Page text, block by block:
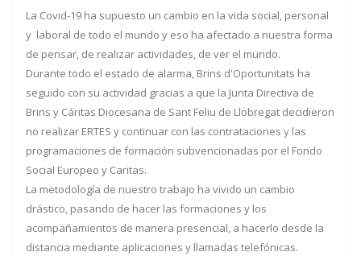
La Covid-19 ha supuesto un cambio en la vida social, personal
y laboral de todo el mundo y eso ha afectado a nuestra forma
de pensar, de realizar actividades, de ver el mundo.
Durante todo el estado de alarma, Brins d'Oportunitats ha
seguido con su actividad gracias a que la Junta Directiva de
Brins y Cáritas Diocesana de Sant Feliu de Llobregat decidieron
no realizar ERTES y continuar con las contrataciones y las
programaciones de formación subvencionadas por el Fondo
Social Europeo y Caritas.
La metodología de nuestro trabajo ha vivido un cambio
drástico, pasando de hacer las formaciones y los
acompañamientos de manera presencial, a hacerlo desde la
distancia mediante aplicaciones y llamadas telefónicas.